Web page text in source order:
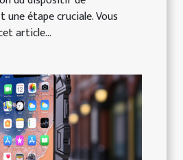
une étape cruciale. Vous
article...